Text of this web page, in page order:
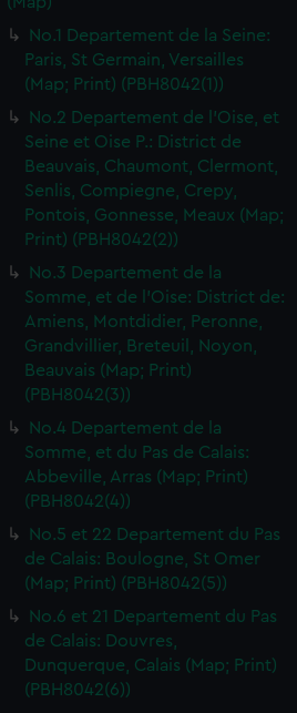
No.1 Departement de la Seine:
Paris, St Germain, Versailles
(Map; Print) (PBH8042(1))
No.2 Departement de l'Oise, et
Seine et Oise P.: District de
Beauvais, Chaumont, Clermont,
Senlis, Compiegne, Crepy,
Pontois, Gonnesse, Meaux (Map;
Print) (PBH8042(2))
No.3 Departement de la
Somme, et de l'Oise: District de:
Amiens, Montdidier, Peronne,
Grandvillier, Breteuil, Noyon,
Beauvais (Map; Print)
(PBH8042(3))
No.4 Departement de la
Somme, et du Pas de Calais:
Abbeville, Arras (Map; Print)
(PBH8042(4))
No.5 et 22 Departement du Pas
de Calais: Boulogne, St Omer
(Map; Print) (PBH8042(5))
No.6 et 21 Departement du Pas
de Calais: Douvres,
Dunquerque, Calais (Map; Print)
(PBH8042(6))